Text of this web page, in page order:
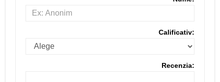
Calificativ:
Recenzia: